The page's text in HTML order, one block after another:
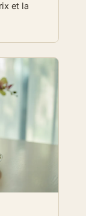
et la